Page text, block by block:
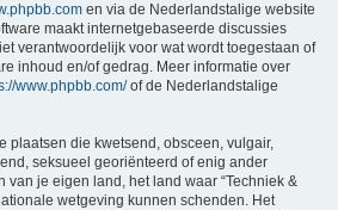
en via de Nederlandstalige website
maakt internetgebaseerde discussies
verantwoordelijk voor wat wordt toegestaan of
inhoud en/of gedrag. Meer informatie over
www.phpbb.com/of de Nederlandstalige
plaatsen die kwetsend, obsceen, vulgair,
seksueel georiënteerd of enig ander
van je eigen land, het land waar “Techniek &
wetgeving kunnen schenden. Het